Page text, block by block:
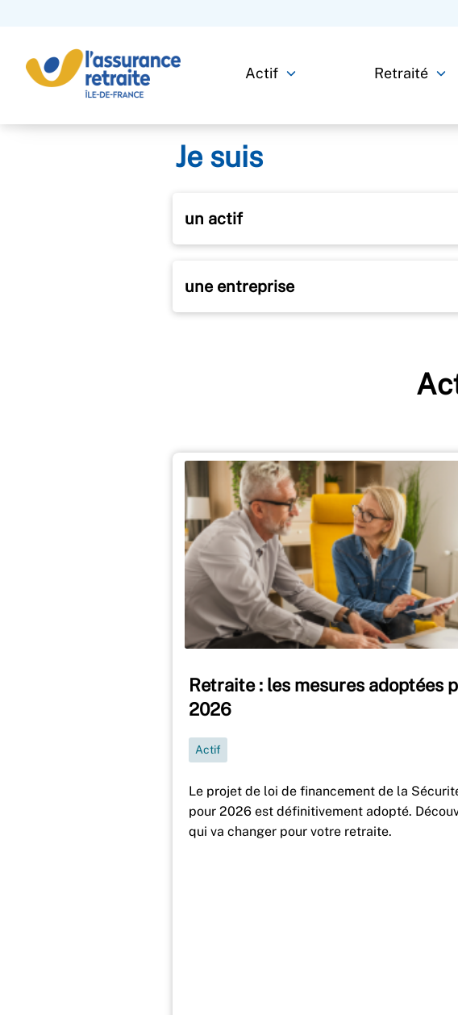
Actif Retraité
Je suis
un actif
une entreprise
Retraite : les mesures adoptées
2026
Actif
Le projet de loi de financement de la
pour 2026 est définitivement adopté.
qui va changer pour votre retraite.